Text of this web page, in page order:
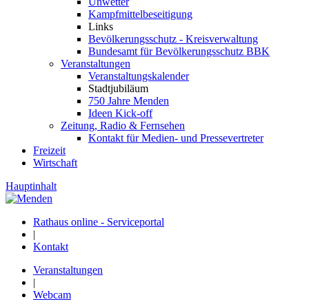
Kampfmittelbeseitigung
Links
Bevölkerungsschutz - Kreisverwaltung
Bundesamt für Bevölkerungsschutz BBK
Veranstaltungen
Veranstaltungskalender
Stadtjubiläum
750 Jahre Menden
Ideen Kick-off
Zeitung, Radio & Fernsehen
Kontakt für Medien- und Pressevertreter
Freizeit
Wirtschaft
Hauptinhalt
Rathaus online - Serviceportal
|
Kontakt
Veranstaltungen
|
Webcam